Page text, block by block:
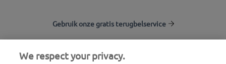
Gebruik onze gratis terugbelservice
UTA Stationsfinder
We respect your privacy.